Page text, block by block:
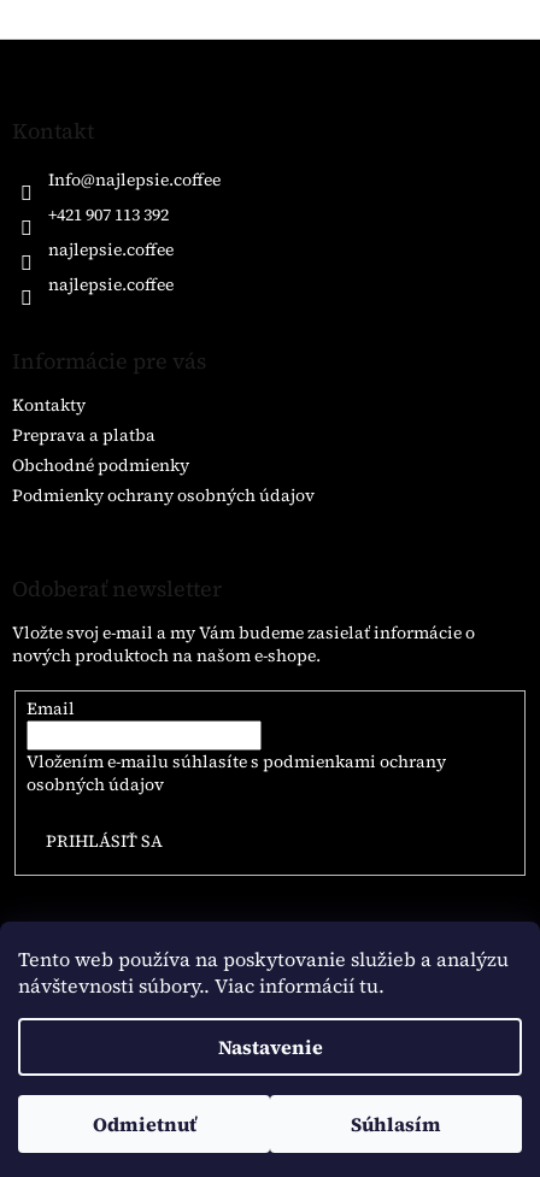
Tento web používa na poskytovanie služieb a analýzu
návštevnosti súbory.. Viac informácií tu.
Nastavenie
Odmietnuť Súhlasím
Z
Kontakt
Info@najlepsie.coffee
+421 907 113 392
najlepsie.coffee
najlepsie.coffee
Informácie pre vás
Kontakty
Preprava a platba
Obchodné podmienky
Podmienky ochrany osobných údajov
Odoberať newsletter
Vložte svoj e-mail a my Vám budeme zasielať informácie o
nových produktoch na našom e-shope.
Email
Vložením e-mailu súhlasíte s podmienkami ochrany
osobných údajov
PRIHLÁSIŤ SA
Copyright 2026NAJLEPSIE.COFFEE. Všetky práva vyhradené.
Upraviť nastavenie cookies